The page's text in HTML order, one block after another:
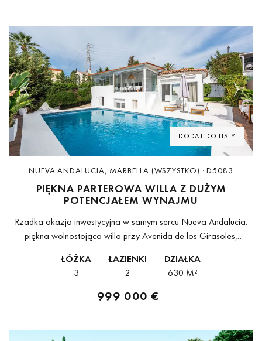
DODAJ DO LISTY
Previous Next
NUEVA ANDALUCIA, MARBELLA (WSZYSTKO) · D5083
PIĘKNA PARTEROWA WILLA Z DUŻYM
POTENCJAŁEM WYNAJMU
Rzadka okazja inwestycyjna w samym sercu Nueva Andalucía:
piękna wolnostojąca willa przy Avenida de los Girasoles,
odległości spaceru od restauracji, sklepów,...
ŁÓŻKA
3
ŁAZIENKI
2
DZIAŁKA
630 M²
999 000 €